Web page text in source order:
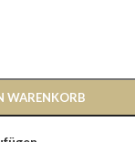
WARENKORB